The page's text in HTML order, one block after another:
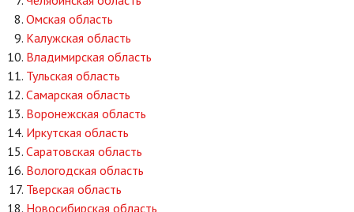
Омская область
Калужская область
Владимирская область
Тульская область
Самарская область
Воронежская область
Иркутская область
Саратовская область
Вологодская область
Тверская область
Новосибирская область